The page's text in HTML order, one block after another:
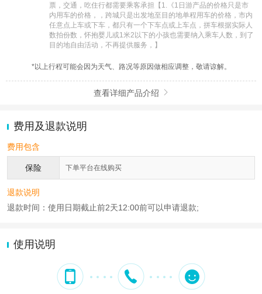
票，交通，吃住行都需要乘客承担【1.《1日游产品的价格只是市
内用车的价格，，跨城只是出发地至目的地单程用车的价格，市内
任意点上车或下车，都只有一个下车点或上车点，拼车根据实际人
数拍份数，怀抱婴儿或1米2以下的小孩也需要纳入乘车人数，到了
目的地自由活动，不再提供服务，】
*以上行程可能会因为天气、路况等原因做相应调整，敬请谅解。
查看详细产品介绍 
费用及退款说明
费用包含
保险 下单平台在线购买
退款说明
退款时间：使用日期截止前2天12:00前可以申请退款;
使用说明